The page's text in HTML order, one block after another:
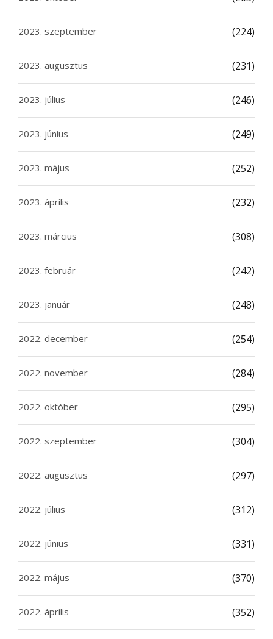
2023. szeptember (224)
2023. augusztus (231)
2023. július (246)
2023. június (249)
2023. május (252)
2023. április (232)
2023. március (308)
2023. február (242)
2023. január (248)
2022. december (254)
2022. november (284)
2022. október (295)
2022. szeptember (304)
2022. augusztus (297)
2022. július (312)
2022. június (331)
2022. május (370)
2022. április (352)